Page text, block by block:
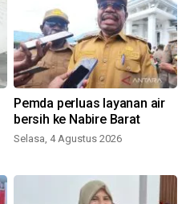
Pemda perluas layanan air
bersih ke Nabire Barat
Selasa, 4 Agustus 2026